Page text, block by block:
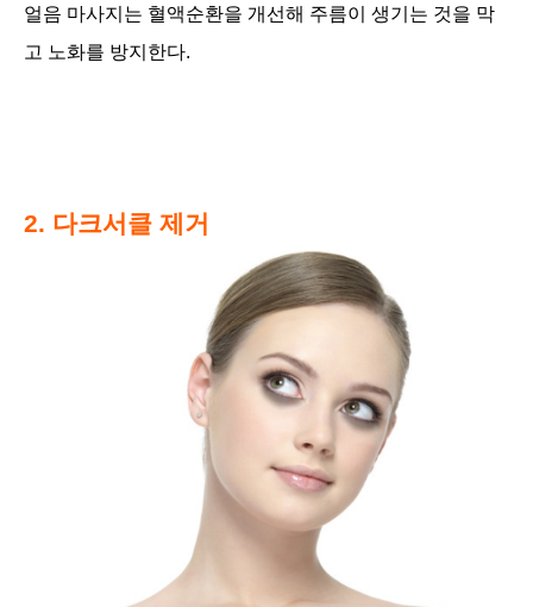
얼음 마사지는 혈액순환을 개선해 주름이 생기는 것을 막
고 노화를 방지한다.
2. 다크서클 제거